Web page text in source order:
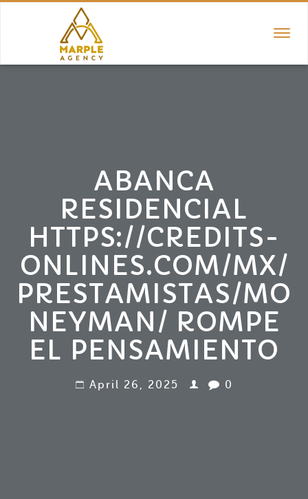
ABANCA
RESIDENCIAL
HTTPS://CREDITS-
ONLINES.COM/MX/
PRESTAMISTAS/MO
NEYMAN/ ROMPE
EL PENSAMIENTO
April 26, 2025 0